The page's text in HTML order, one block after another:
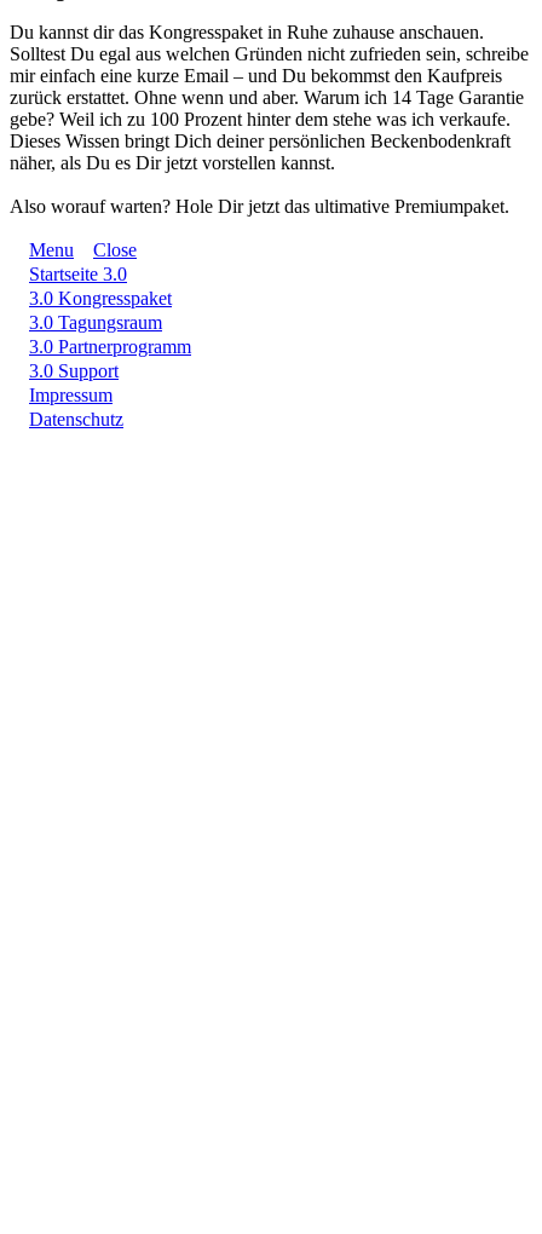
Du kannst dir das Kongresspaket in Ruhe zuhause anschauen.
Solltest Du egal aus welchen Gründen nicht zufrieden sein, schreibe
mir einfach eine kurze Email – und Du bekommst den Kaufpreis
zurück erstattet. Ohne wenn und aber. Warum ich 14 Tage Garantie
gebe? Weil ich zu 100 Prozent hinter dem stehe was ich verkaufe.
Dieses Wissen bringt Dich deiner persönlichen Beckenbodenkraft
näher, als Du es Dir jetzt vorstellen kannst.
Also worauf warten? Hole Dir jetzt das ultimative Premiumpaket.
Menu
Close
Startseite 3.0
3.0 Kongresspaket
3.0 Tagungsraum
3.0 Partnerprogramm
3.0 Support
Impressum
Datenschutz